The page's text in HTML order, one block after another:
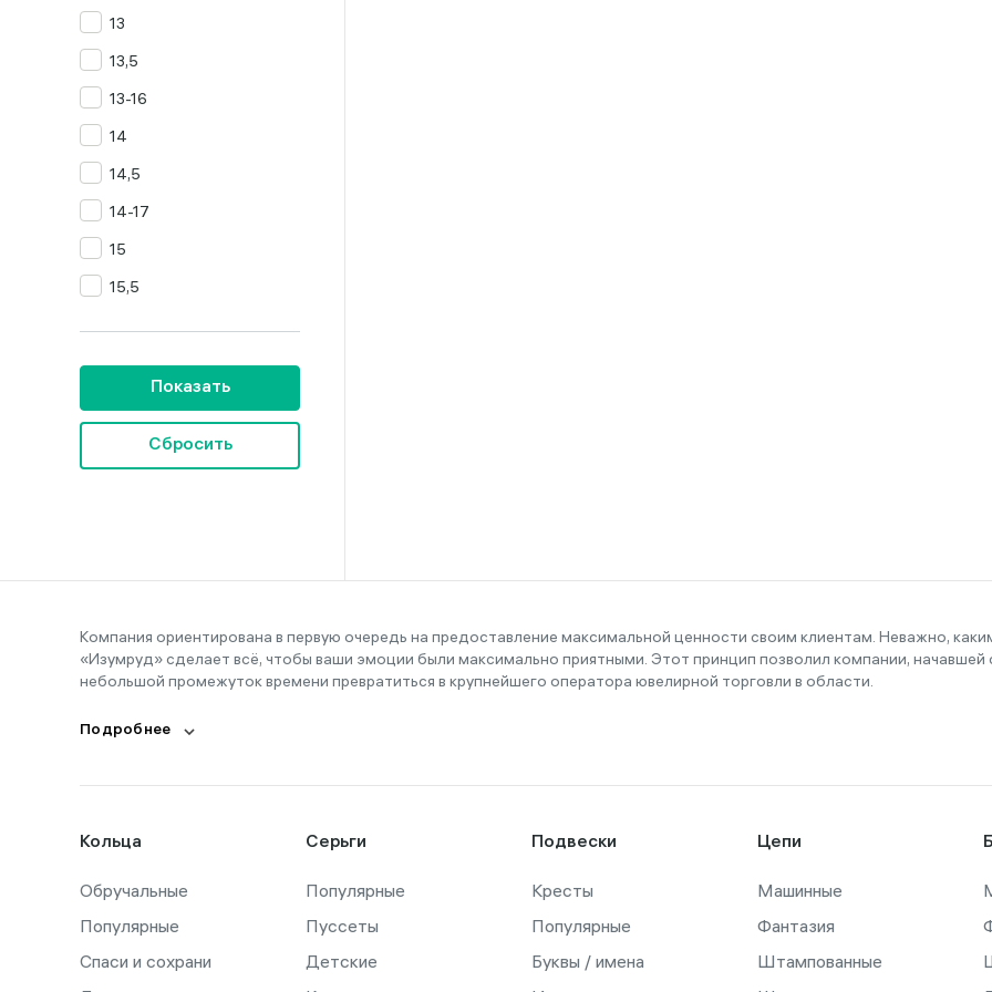
Цитрин
Янтарь
13
13,5
13-16
14
14,5
14-17
15
15,5
16,5
16,5-20
16,5-23,5
16-18
16-20
17,5
18
18,5
18-19
18-21,5
Показать
Сбросить
Компания ориентирована в первую очередь на предоставление максимальной ценности своим клиентам. Неважно,
«Изумруд» сделает всё, чтобы ваши эмоции были максимально приятными. Этот принцип позволил компании, начавшей
небольшой промежуток времени превратиться в крупнейшего оператора ювелирной торговли в области.
Подробнее
Кольца
Обручальные
Популярные
Спаси и сохрани
Серьги
Популярные
Пуссеты
Детские
Подвески
Кресты
Популярные
Буквы / имена
Цепи
Машинные
Фантазия
Штампованные